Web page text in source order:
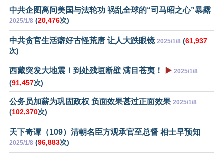
中共企图离间美国与法轮功 祸乱全球的“司马昭之心”暴露
2025/1/8 (20,476次)
中共贪官生活癖好古怪荒唐 让人大跌眼镜 2025/1/8 (61,937
次)
西藏突发大地震！到处残垣断壁 满目苍夷！ ▶️ 2025/1/8
(91,457次)
公务员加薪为巩固政权 负面效果甚过正面效果 2025/1/8
(102,370次)
天下奇谭（109）清朝名臣方观承官至总督 相士早预知
2025/1/8 (96,883次)